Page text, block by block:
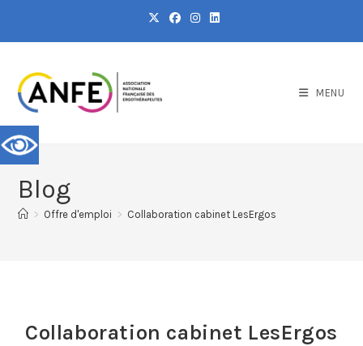
MENU
Blog
> Offre d'emploi > Collaboration cabinet LesErgos
Collaboration cabinet LesErgos